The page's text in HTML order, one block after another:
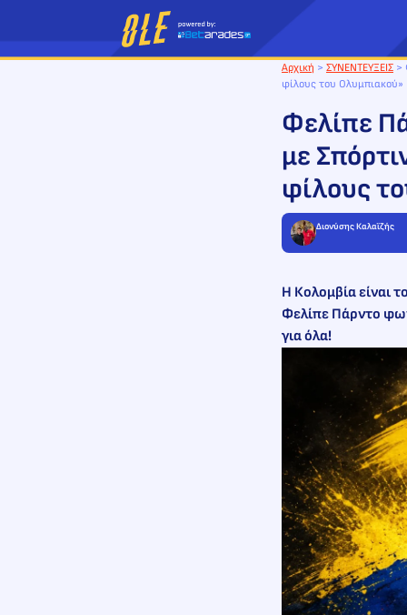
περιεχόμενο
Αρχική > ΣΥΝΕΝΤΕΥΞΕΙΣ >
φίλους του Ολυμπιακού»
Φελίπε
με
φίλους
Διονύσης Καλαϊζής
Η Κολομβία είναι
Φελίπε Πάρντο
για όλα!